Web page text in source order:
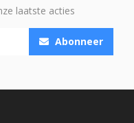
laatste acties
Abonneer